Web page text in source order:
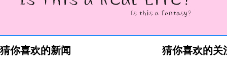
猜你喜欢的新闻 猜你喜欢的关